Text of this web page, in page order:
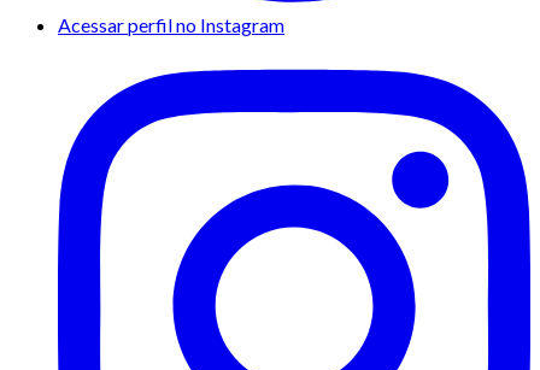
Acessar perfil no Instagram